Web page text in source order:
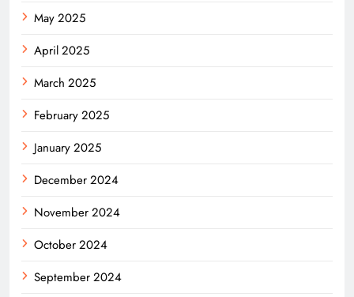
May 2025
April 2025
March 2025
February 2025
January 2025
December 2024
November 2024
October 2024
September 2024